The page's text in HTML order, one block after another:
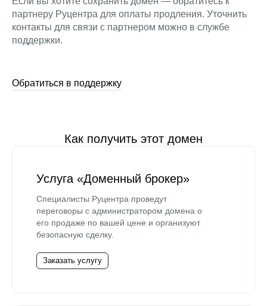
партнеру Руцентра для оплаты продления. Уточнить
контакты для связи с партнером можно в службе
поддержки.
Обратиться в поддержку
Как получить этот домен
Услуга «Доменный брокер»
Специалисты Руцентра проведут
переговоры с администратором домена о
его продаже по вашей цене и организуют
безопасную сделку.
Заказать услугу